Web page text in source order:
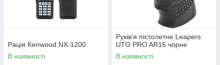
Рація Kenwood NX-1200
В наявності
Руків’я пістолетне Leapers
UTG PRO AR15 чорне
В наявності